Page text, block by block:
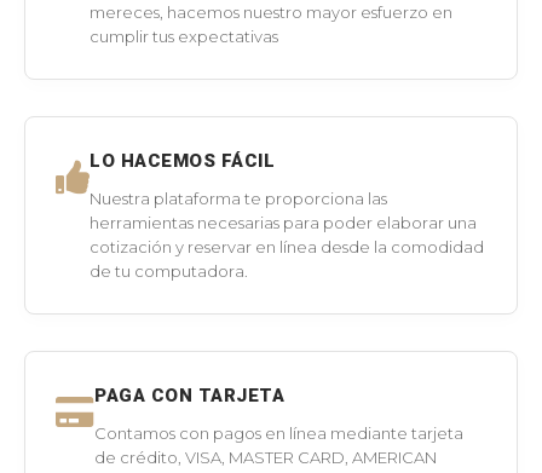
mereces, hacemos nuestro mayor esfuerzo en
cumplir tus expectativas
LO HACEMOS FÁCIL
Nuestra plataforma te proporciona las
herramientas necesarias para poder elaborar una
cotización y reservar en línea desde la comodidad
de tu computadora.
PAGA CON TARJETA
Contamos con pagos en línea mediante tarjeta
de crédito, VISA, MASTER CARD, AMERICAN